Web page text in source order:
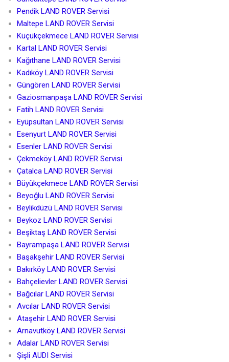
Pendik LAND ROVER Servisi
Maltepe LAND ROVER Servisi
Küçükçekmece LAND ROVER Servisi
Kartal LAND ROVER Servisi
Kağıthane LAND ROVER Servisi
Kadıköy LAND ROVER Servisi
Güngören LAND ROVER Servisi
Gaziosmanpaşa LAND ROVER Servisi
Fatih LAND ROVER Servisi
Eyüpsultan LAND ROVER Servisi
Esenyurt LAND ROVER Servisi
Esenler LAND ROVER Servisi
Çekmeköy LAND ROVER Servisi
Çatalca LAND ROVER Servisi
Büyükçekmece LAND ROVER Servisi
Beyoğlu LAND ROVER Servisi
Beylikdüzü LAND ROVER Servisi
Beykoz LAND ROVER Servisi
Beşiktaş LAND ROVER Servisi
Bayrampaşa LAND ROVER Servisi
Başakşehir LAND ROVER Servisi
Bakırköy LAND ROVER Servisi
Bahçelievler LAND ROVER Servisi
Bağcılar LAND ROVER Servisi
Avcılar LAND ROVER Servisi
Ataşehir LAND ROVER Servisi
Arnavutköy LAND ROVER Servisi
Adalar LAND ROVER Servisi
Şişli AUDI Servisi